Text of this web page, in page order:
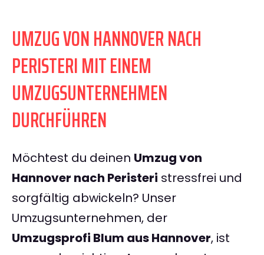
UMZUG VON HANNOVER NACH
PERISTERI MIT EINEM
UMZUGSUNTERNEHMEN
DURCHFÜHREN
Möchtest du deinen Umzug von
Hannover nach Peristeri stressfrei und
sorgfältig abwickeln? Unser
Umzugsunternehmen, der
Umzugsprofi Blum aus Hannover, ist